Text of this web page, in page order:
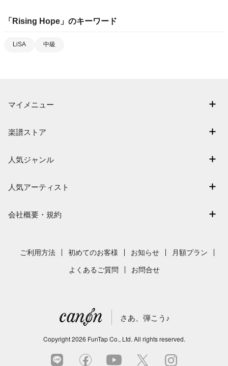
「 Rising Hope 」のキーワード
LiSA 中級
マイメニュー
退会はこちら
楽譜ストア
難易度別に探す
まもなく配信
人気ジャンル
保育
発表会
人気アーティスト
新沢としひこ
会社概要・規約
採用情報
サイトマップ
ご利用方法 初めてのお客様 お知らせ 月額プラン
よくあるご質問 お問合せ
さあ、弾こう♪
Copyright2026 FunTap Co., Ltd. All rights reserved.